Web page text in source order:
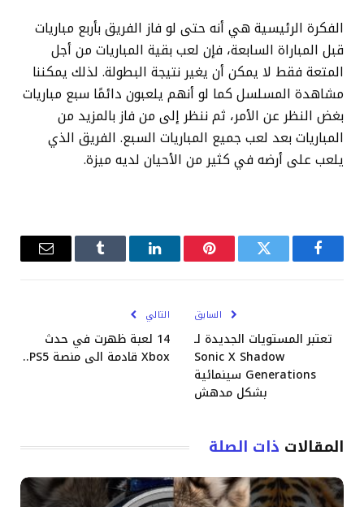
الفكرة الرئيسية هي أنه حتى لو فاز الفريق بأربع مباريات
قبل المباراة السابعة، فإن لعب بقية المباريات من أجل
المتعة فقط لا يمكن أن يغير نتيجة البطولة. لذلك يمكننا
مشاهدة المسلسل كما لو أنهم يلعبون دائمًا سبع مباريات
بغض النظر عن الأمر، ثم ننظر إلى من فاز بالمزيد من
المباريات بعد لعب جميع المباريات السبع. الفريق الذي
يلعب على أرضه في كثير من الأحيان لديه ميزة.
فيسبوكتويتر بينتيريستلينكدإن Tumblrالبريد
السابق
تعتبر المستويات الجديدة لـ
Sonic X Shadow
Generations سينمائية
بشكل مدهش
التالي
14 لعبة ظهرت في حدث
Xbox قادمة الى منصة PS5..
المقالات ذات الصلة